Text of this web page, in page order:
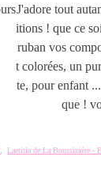
J'adore tout
itions ! que ce
ruban vos
t colorées, un
te, pour enfant
que !
,Laetitia de La Boussinière -